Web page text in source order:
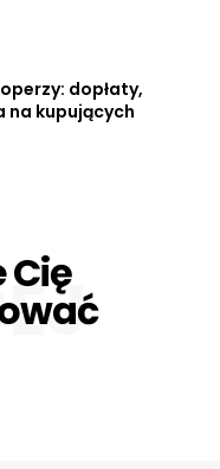
dopłaty,
na kupujących
Cię